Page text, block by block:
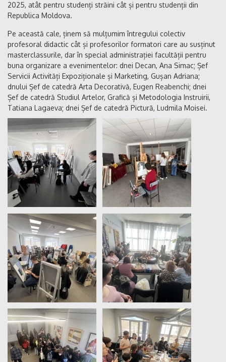
2025, atât pentru studenți străini cât și pentru studenții din
Republica Moldova.
Pe această cale, ținem să mulțumim întregului colectiv
profesoral didactic cât și profesorilor formatori care au susținut
masterclassurile, dar în special administrației facultății pentru
buna organizare a evenimentelor: dnei Decan, Ana Simac; Șef
Servicii Activități Expoziționale și Marketing, Gușan Adriana;
dnului Șef de catedră Arta Decorativă, Eugen Reabenchi; dnei
Șef de catedră Studiul Artelor, Grafică și Metodologia Instruirii,
Tatiana Lagaeva; dnei Șef de catedră Pictură, Ludmila Moisei.